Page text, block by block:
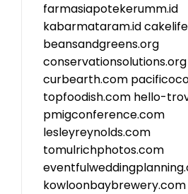
farmasiapotekerumm.id
kabarmataram.id
beansandgreens.org
conservationsolutions.org
curbearth.com
topfoodish.com hello-
pmigconference.com
lesleyreynolds.com
tomulrichphotos.com
kowloonbaybrewery.com